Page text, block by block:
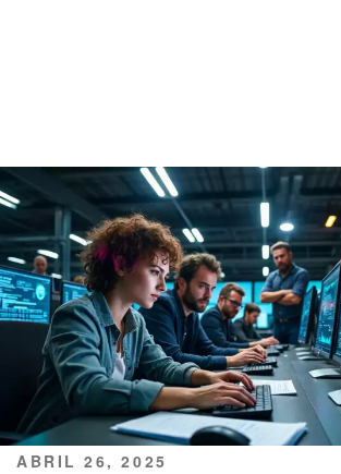
PUBLICADO
ABRIL 26, 2025